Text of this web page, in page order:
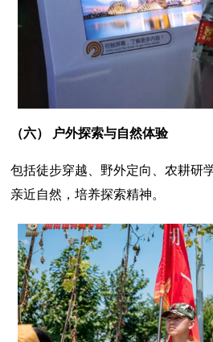
（六） 户外探索与自然体验
包括徒步穿越、野外定向、农耕研
亲近自然，培养探索精神。